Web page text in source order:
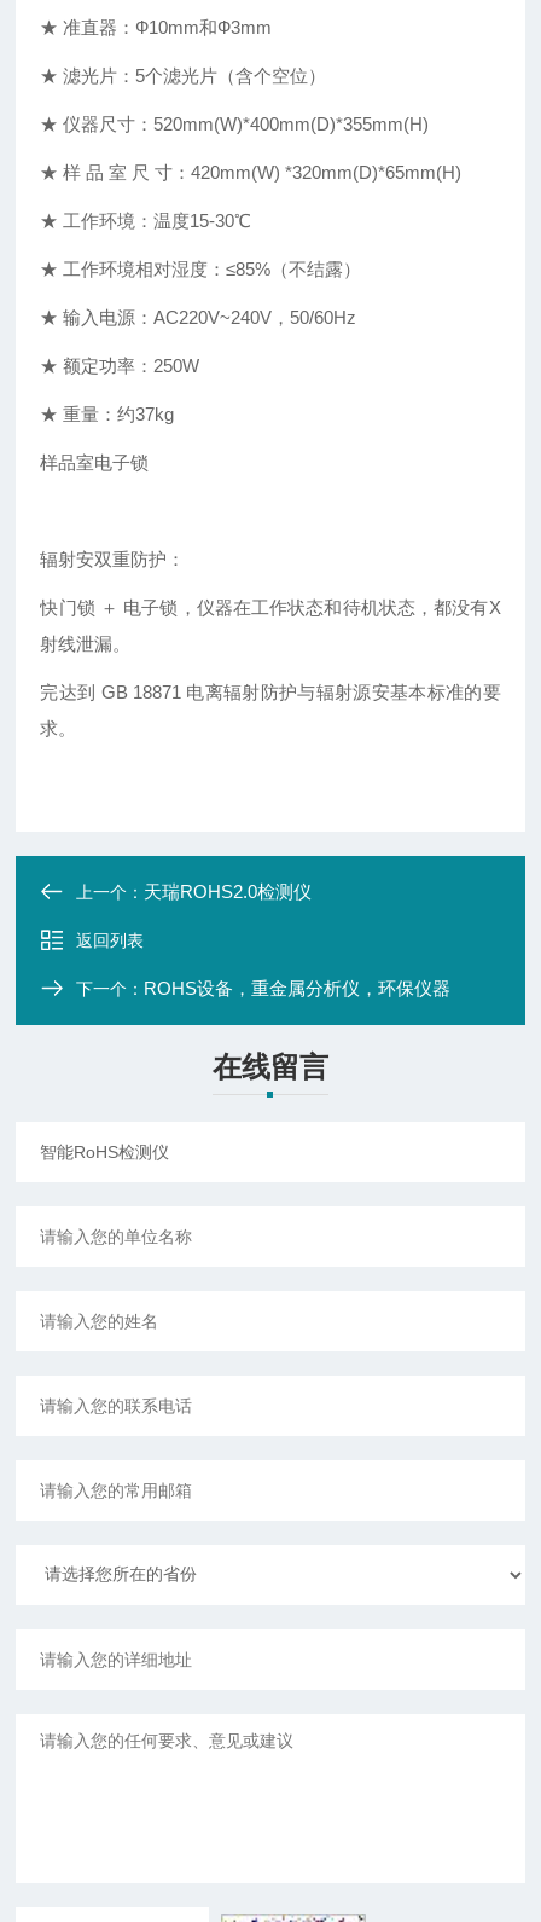
★ 准直器：Ф10mm和Ф3mm
★ 滤光片：5个滤光片（含个空位）
★ 仪器尺寸：520mm(W)*400mm(D)*355mm(H)
★ 样 品 室 尺 寸：420mm(W) *320mm(D)*65mm(H)
★ 工作环境：温度15-30℃
★ 工作环境相对湿度：≤85%（不结露）
★ 输入电源：AC220V~240V，50/60Hz
★ 额定功率：250W
★ 重量：约37kg
样品室电子锁
辐射安双重防护：
快门锁 ＋ 电子锁，仪器在工作状态和待机状态，都没有X
射线泄漏。
完达到 GB 18871 电离辐射防护与辐射源安基本标准的要
求。
上一个： 天瑞ROHS2.0检测仪
返回列表
下一个： ROHS设备，重金属分析仪，环保仪器
在线留言